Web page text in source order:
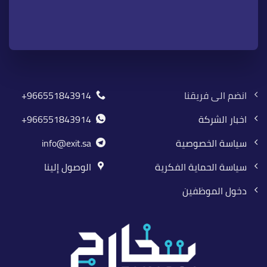
انضم الى فريقنا
اخبار الشركة
سياسة الخصوصية
سياسة الحماية الفكرية
دخول الموظفين
966551843914+
966551843914+
info@exit.sa
الوصول إلينا